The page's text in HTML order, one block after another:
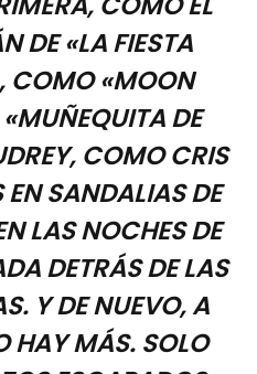
DE «LA FIESTA
COMO «MOON
DE
COMO CRIS
SANDALIAS DE
LAS NOCHES DE
DETRÁS DE LAS
Y DE NUEVO, A
HAY MÁS. SOLO